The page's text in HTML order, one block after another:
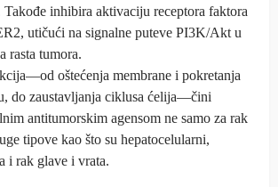
inhibira aktivaciju receptora faktora
utičući na signalne puteve PI3K/Akt u
rasta tumora.
oštećenja membrane i pokretanja
do zaustavljanja ciklusa ćelija—čini
antitumorskim agensom ne samo za rak
tipove kao što su hepatocelularni,
i rak glave i vrata.